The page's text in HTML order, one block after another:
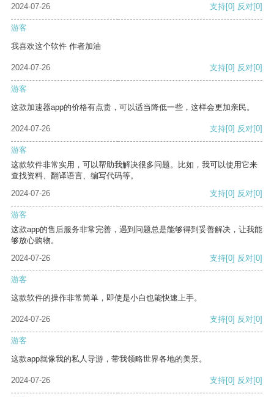
2024-07-26 支持[0] 反对[0]
游客
我喜欢这个软件 作者加油
2024-07-26 支持[0] 反对[0]
游客
这款加速器app的价格有点贵，可以适当降低一些，这样会更加亲民。
2024-07-26 支持[0] 反对[0]
游客
这款软件非常实用，可以帮助我解决很多问题。比如，我可以使用它来
查找资料、翻译语言、编写代码等。
2024-07-26
支持[0] 反对[0]
游客
这款app的售后服务非常完善，遇到问题总是能够得到妥善解决，让我能
够放心购物。
2024-07-26
支持[0] 反对[0]
游客
这款软件的操作非常简单，即使是小白也能快速上手。
2024-07-26 支持[0] 反对[0]
游客
这款app就像我的私人导游，带我领略世界各地的美景。
2024-07-26 支持[0] 反对[0]